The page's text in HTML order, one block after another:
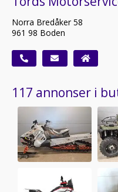
Norra Bredåker 58
961 98 Boden
117 annonser i